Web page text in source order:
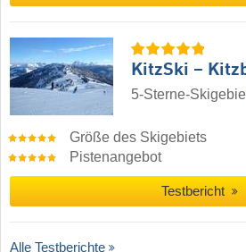
KitzSki –
5-Sterne-
Größe des Skigebiets
Pistenangebot
Testbericht
Alle Testberichte